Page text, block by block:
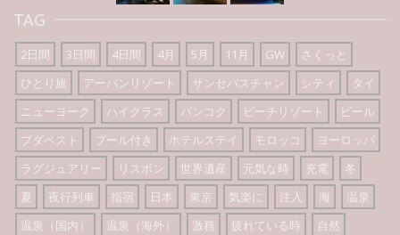
TAG
2日間 3日間 4日間 4月 5月 11月 GW
さくっと
ひとり旅
アーバンリゾート サンセバスチャン シティ
タイ
ニューヨーク
ハイクラス バンコク ビーチリゾート
ビール
ブダペスト
プール付き ホテルステイ モロッコ
ヨーロッパ
ラグジュアリー
リスボン 世界遺産 元気な時 充電
冬
夏
夜行列車 指宿 日本 東京 気楽に 注入 海
温泉
温泉（国内）
温泉（海外） 激務 疲れている時 自然